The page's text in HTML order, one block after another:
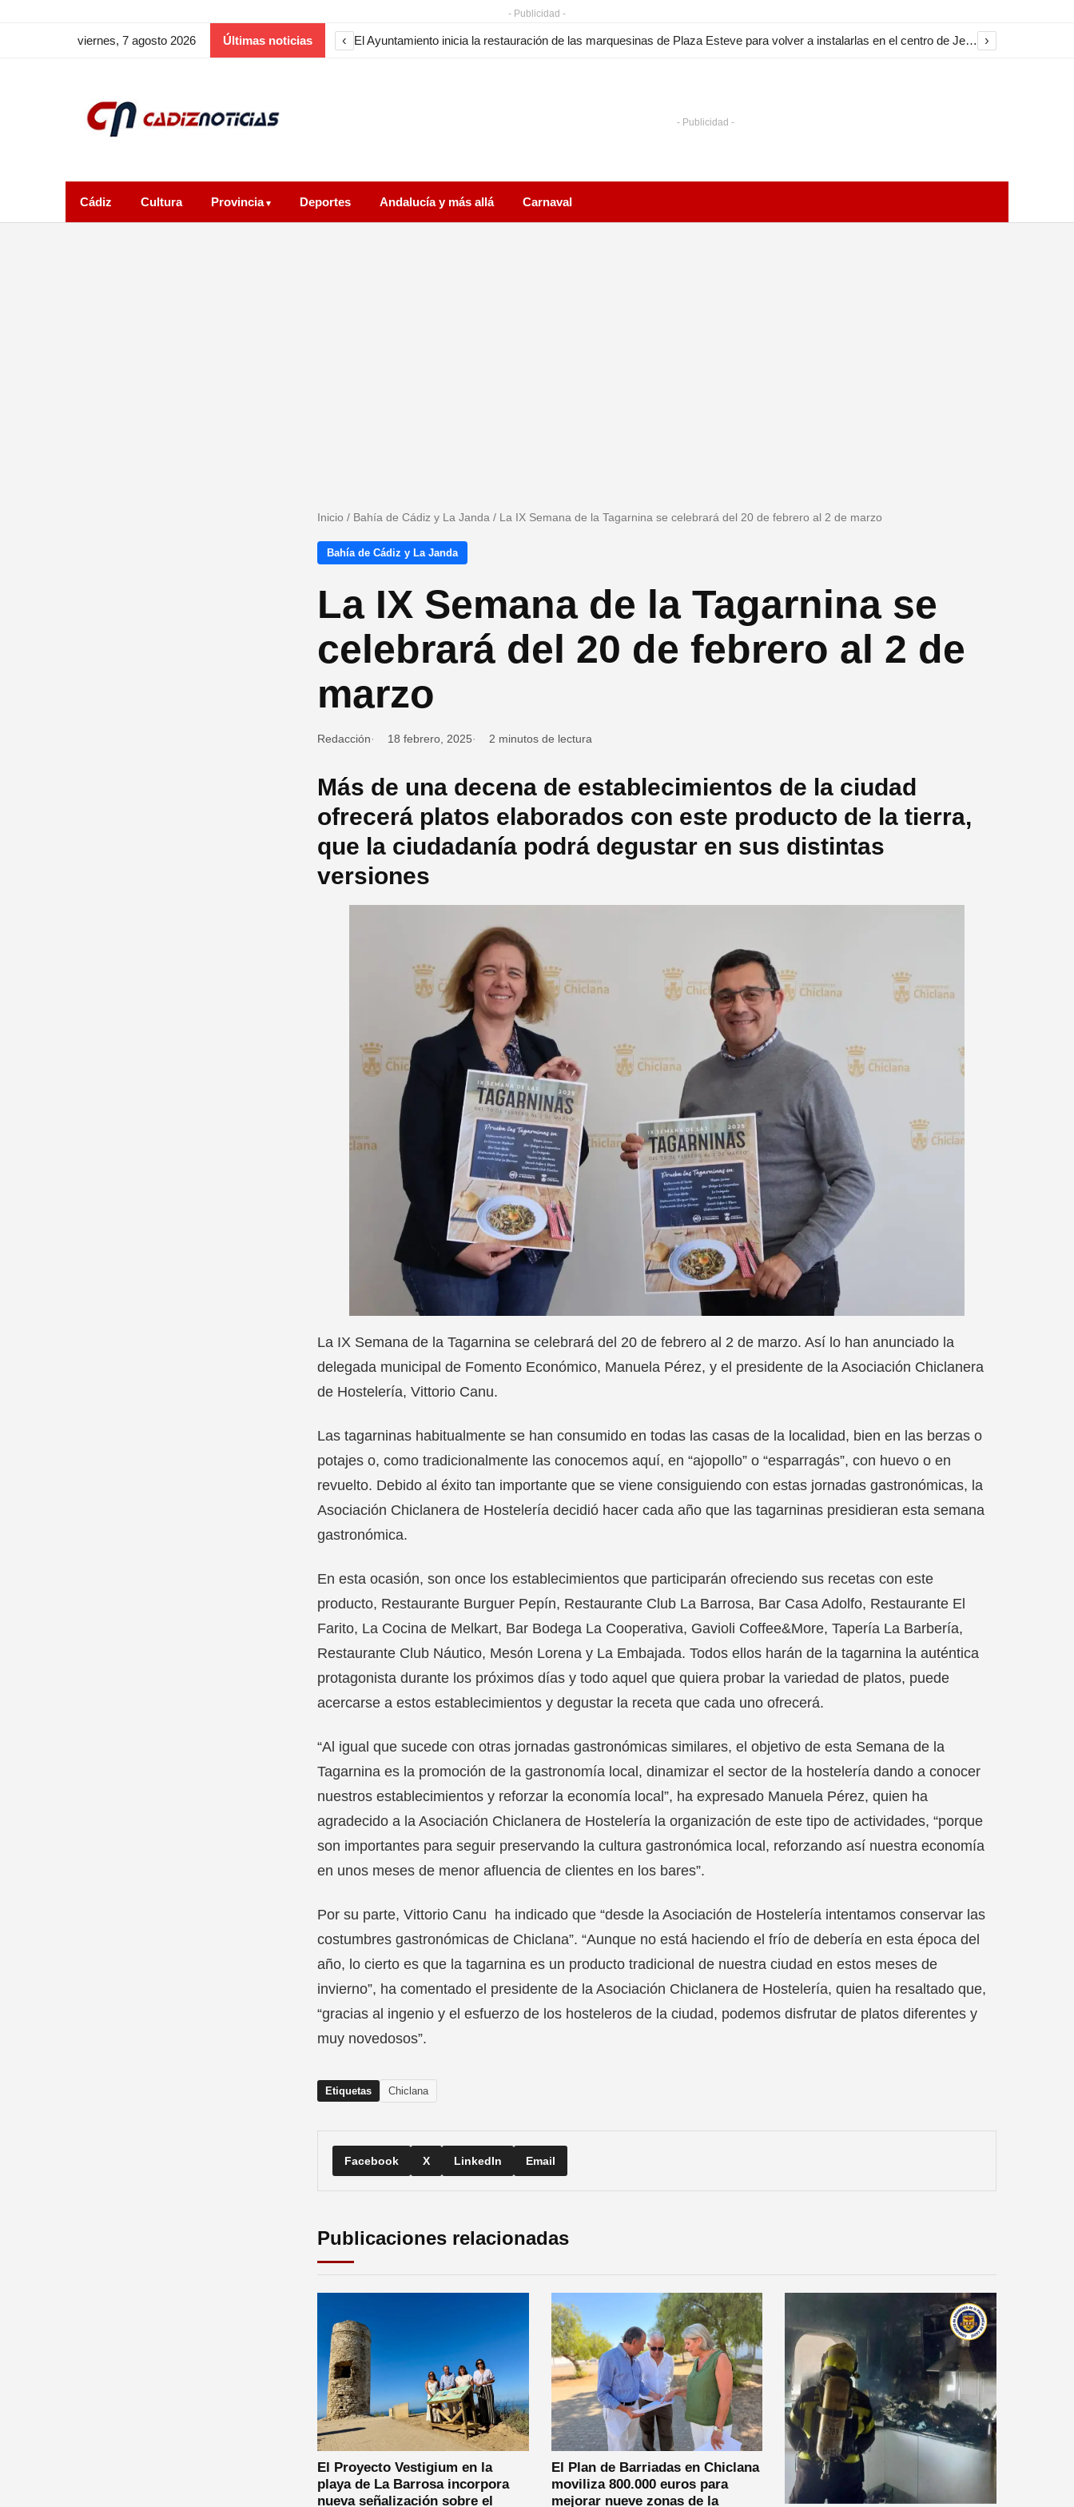
- Publicidad -
viernes, 7 agosto 2026 Últimas noticias ‹ El Ayuntamiento inicia la restauración de las marquesinas de Plaza Esteve para volver a instalarlas en el centro de Jerez ›
- Publicidad -
Cádiz Cultura Provincia Deportes Andalucía y más allá Carnaval
Inicio / Bahía de Cádiz y La Janda / La IX Semana de la Tagarnina se celebrará del 20 de febrero al 2 de marzo
Bahía de Cádiz y La Janda
La IX Semana de la Tagarnina se
celebrará del 20 de febrero al 2 de
marzo
Redacción 18 febrero, 2025 2 minutos de lectura
Más de una decena de establecimientos de la ciudad
ofrecerá platos elaborados con este producto de la tierra,
que la ciudadanía podrá degustar en sus distintas
versiones
La IX Semana de la Tagarnina se celebrará del 20 de febrero al 2 de marzo. Así lo han anunciado la
delegada municipal de Fomento Económico, Manuela Pérez, y el presidente de la Asociación Chiclanera
de Hostelería, Vittorio Canu.
Las tagarninas habitualmente se han consumido en todas las casas de la localidad, bien en las berzas o
potajes o, como tradicionalmente las conocemos aquí, en “ajopollo” o “esparragás”, con huevo o en
revuelto. Debido al éxito tan importante que se viene consiguiendo con estas jornadas gastronómicas, la
Asociación Chiclanera de Hostelería decidió hacer cada año que las tagarninas presidieran esta semana
gastronómica.
En esta ocasión, son once los establecimientos que participarán ofreciendo sus recetas con este
producto, Restaurante Burguer Pepín, Restaurante Club La Barrosa, Bar Casa Adolfo, Restaurante El
Farito, La Cocina de Melkart, Bar Bodega La Cooperativa, Gavioli Coffee&More, Tapería La Barbería,
Restaurante Club Náutico, Mesón Lorena y La Embajada. Todos ellos harán de la tagarnina la auténtica
protagonista durante los próximos días y todo aquel que quiera probar la variedad de platos, puede
acercarse a estos establecimientos y degustar la receta que cada uno ofrecerá.
“Al igual que sucede con otras jornadas gastronómicas similares, el objetivo de esta Semana de la
Tagarnina es la promoción de la gastronomía local, dinamizar el sector de la hostelería dando a conocer
nuestros establecimientos y reforzar la economía local”, ha expresado Manuela Pérez, quien ha
agradecido a la Asociación Chiclanera de Hostelería la organización de este tipo de actividades, “porque
son importantes para seguir preservando la cultura gastronómica local, reforzando así nuestra economía
en unos meses de menor afluencia de clientes en los bares”.
Por su parte, Vittorio Canu ha indicado que “desde la Asociación de Hostelería intentamos conservar las
costumbres gastronómicas de Chiclana”. “Aunque no está haciendo el frío de debería en esta época del
año, lo cierto es que la tagarnina es un producto tradicional de nuestra ciudad en estos meses de
invierno”, ha comentado el presidente de la Asociación Chiclanera de Hostelería, quien ha resaltado que,
“gracias al ingenio y el esfuerzo de los hosteleros de la ciudad, podemos disfrutar de platos diferentes y
muy novedosos”.
Etiquetas Chiclana
Facebook X LinkedIn Email
Publicaciones relacionadas
El Proyecto Vestigium en la
playa de La Barrosa incorpora
nueva señalización sobre el
El Plan de Barriadas en Chiclana
moviliza 800.000 euros para
mejorar nueve zonas de la